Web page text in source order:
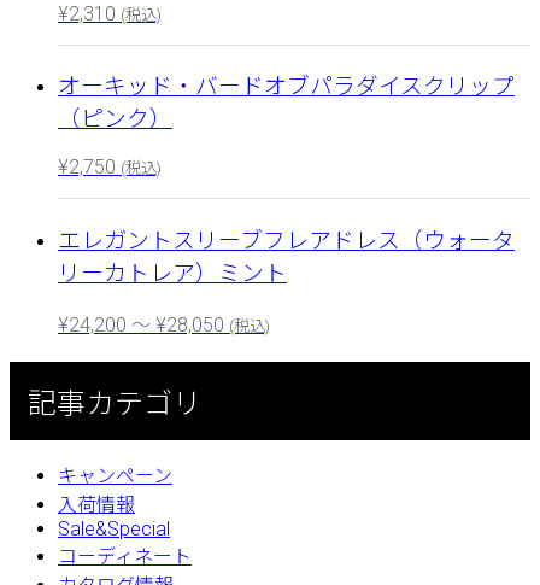
¥2,310 (税込)
オーキッド・バードオブパラダイスクリップ
（ピンク）
¥2,750 (税込)
エレガントスリーブフレアドレス（ウォータ
リーカトレア）ミント
¥24,200 ～ ¥28,050 (税込)
記事カテゴリ
キャンペーン
入荷情報
Sale&Special
コーディネート